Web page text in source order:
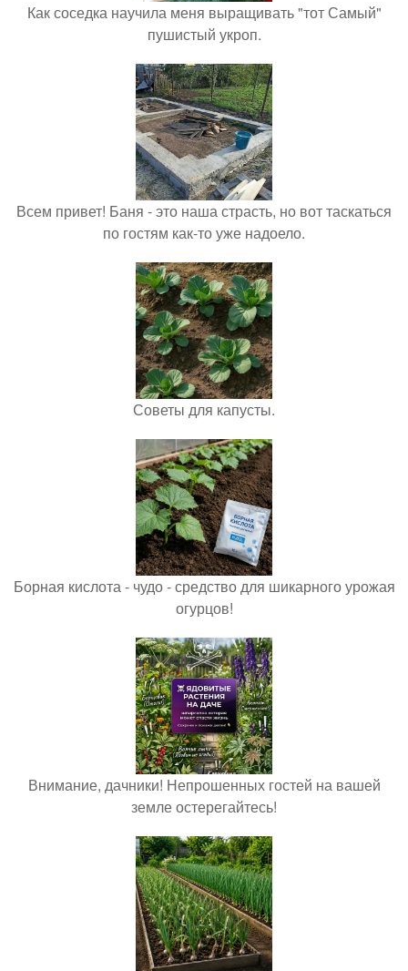
Как соседка научила меня выращивать "тот Самый"
пушистый укроп.
Всем привет! Баня - это наша страсть, но вот таскаться
по гостям как-то уже надоело.
Советы для капусты.
Борная кислота - чудо - средство для шикарного урожая
огурцов!
Внимание, дачники! Непрошенных гостей на вашей
земле остерегайтесь!